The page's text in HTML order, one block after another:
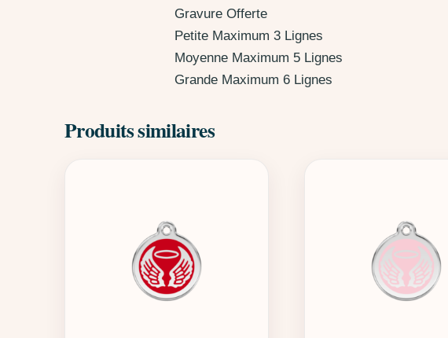
Gravure Offerte
Petite Maximum 3 Lignes
Moyenne Maximum 5 Lignes
Grande Maximum 6 Lignes
Produits similaires